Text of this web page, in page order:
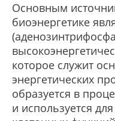
Основным
биоэнергетике
которое служит
энергетических
образуется в
и используется